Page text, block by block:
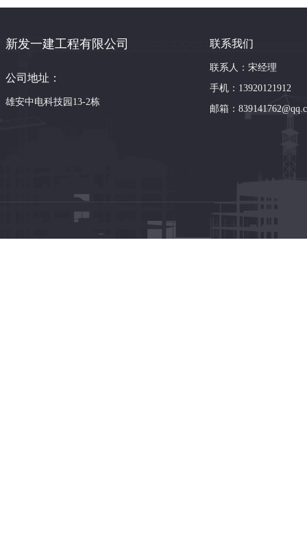
新发一建工程有限公司
公司地址：
雄安中电科技园13-2栋
联系我们
联系人：宋经理
手机：13920121912
邮箱：